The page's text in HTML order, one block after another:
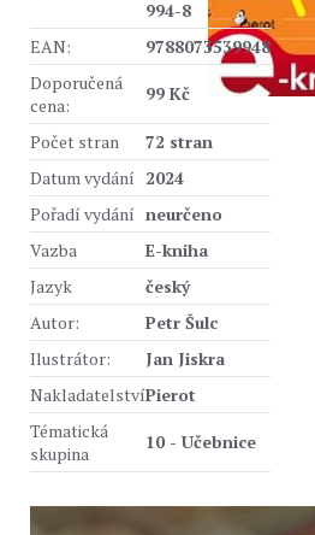
994-8
EAN:
9788073539948
Doporučená
cena:
99 Kč
Počet stran
72 stran
Datum vydání 2024
Pořadí vydání neurčeno
Vazba
E-kniha
Jazyk
český
Autor:
Petr Šulc
Ilustrátor:
Jan Jiskra
NakladatelstvíPierot
Tématická
skupina
10 - Učebnice